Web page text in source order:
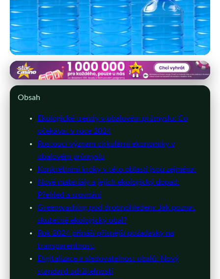
eshop-obalove-materialy.cz
2024: Trendy v ekologických
28. 6. 2026· 10 min čtení · Autor: Petr Jelínek
Obsah
Ekologické trendy v obalovém průmyslu: Co
očekávat v roce 2024
Rostoucí význam cirkulární ekonomiky v
obalovém průmyslu
Konkrétními kroky v této oblasti jsou zejména:
Nové materiály a jejich ekologický dopad:
Přehled a srovnání
Greenwashing pod drobnohledem: Jak poznat
skutečně ekologický obal?
Rok 2024 přináší přísnější požadavky na
transparentnost:
Digitalizace a sledovatelnost obalů: Nový
standard udržitelnosti